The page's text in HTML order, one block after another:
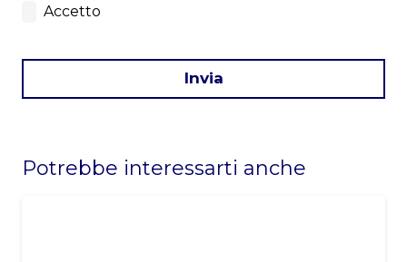
Accetto
Invia
should
Potrebbe interessarti anche